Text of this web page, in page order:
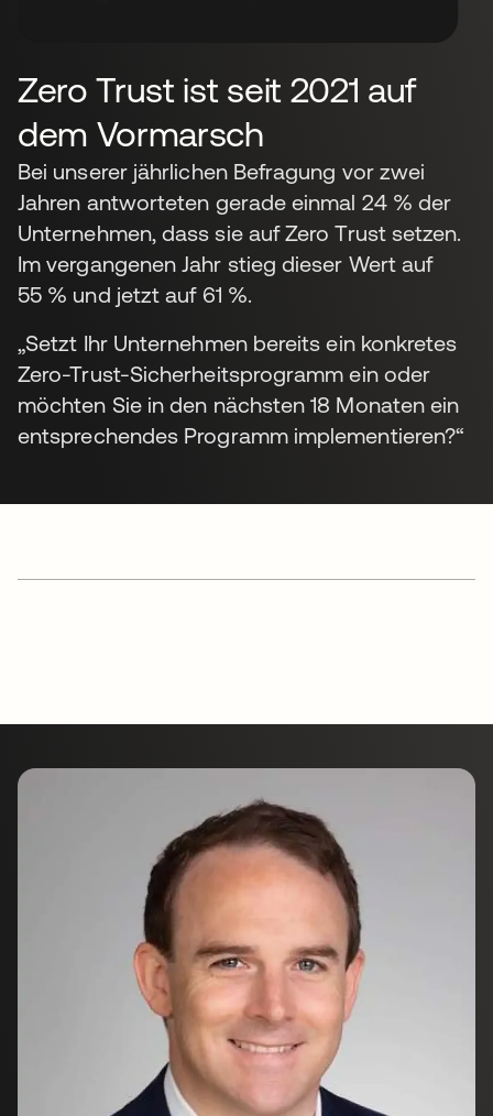
Zero Trust ist seit 2021 auf
dem Vormarsch
Bei unserer jährlichen Befragung vor zwei
Jahren antworteten gerade einmal 24 % der
Unternehmen, dass sie auf Zero Trust setzen.
Im vergangenen Jahr stieg dieser Wert auf
55 % und jetzt auf 61 %.
„Setzt Ihr Unternehmen bereits ein konkretes
Zero-Trust-Sicherheitsprogramm ein oder
möchten Sie in den nächsten 18 Monaten ein
entsprechendes Programm implementieren?“